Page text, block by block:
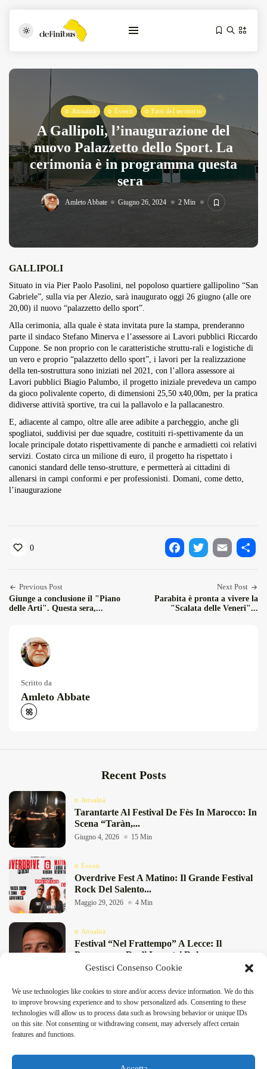
Gestisci Consenso Cookie
We use technologies like cookies to store and/or access device information. We do this
to improve browsing experience and to show personalized ads. Consenting to these
technologies will allow us to process data such as browsing behavior or unique IDs
on this site. Not consenting or withdrawing consent, may adversely affect certain
features and functions.
DeFinibus 2026 © All rights reserved | Magazine Online
Iosonouncane A Lecce: Concerto Acustico...
Luglio 17, 2026 13 Min
4 Min
Attualità Eventi Fatti del territorio
A Gallipoli, l’inaugurazione del
nuovo Palazzetto dello Sport. La
cerimonia è in programma questa
sera
Amleto Abbate Giugno 26, 2024 2 Min
GALLIPOLI
Situato in via Pier Paolo Pasolini, nel popoloso quartiere gallipolino “San
Gabriele”, sulla via per Alezio, sarà inaugurato oggi 26 giugno (alle ore
20,00) il nuovo “palazzetto dello sport”.
Alla cerimonia, alla quale è stata invitata pure la stampa, prenderanno
parte il sindaco Stefano Minerva e l’assessore ai Lavori pubblici Riccardo
Cuppone. Se non proprio con le caratteristiche struttu-rali e logistiche di
un vero e proprio “palazzetto dello sport”, i lavori per la realizzazione
della ten-sostruttura sono iniziati nel 2021, con l’allora assessore ai
Lavori pubblici Biagio Palumbo, il progetto iniziale prevedeva un campo
da gioco polivalente coperto, di dimensioni 25,50 x40,00m, per la pratica
didiverse attività sportive, tra cui la pallavolo e la pallacanestro.
E, adiacente al campo, oltre alle aree adibite a parcheggio, anche gli
spogliatoi, suddivisi per due squadre, costituiti ri-spettivamente da un
locale principale dotato rispettivamente di panche e armadietti coi relativi
servizi. Costato circa un milione di euro, il progetto ha rispettato i
canonici standard delle tenso-strutture, e permetterà ai cittadini di
allenarsi in campi conformi e per professionisti. Domani, come detto,
l’inaugurazione
0
Previous Post
Giunge a conclusione il "Piano
delle Arti". Questa sera,...
Next Post
Parabita è pronta a vivere la
"Scalata delle Veneri"...
Scritto da
Amleto Abbate
Recent Posts
Attualità
Tarantarte Al Festival De Fès In Marocco: In
Scena “Taràn,...
Giugno 4, 2026 15 Min
Eventi
Overdrive Fest A Matino: Il Grande Festival
Rock Del Salento...
Maggio 29, 2026 4 Min
Attualità
Festival “Nel Frattempo” A Lecce: Il
Programma Degli Incontri Dal...
Maggio 27, 2026 11 Min
Birre Di Primavera 2026 A San Foca: Birra
Artigianale E...